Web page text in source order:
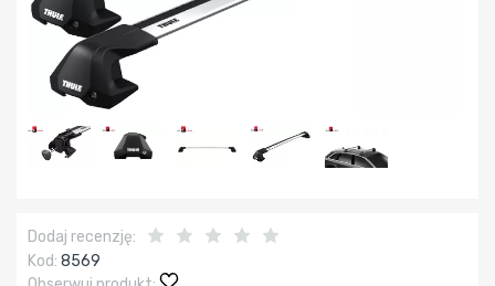
Dodaj recenzję:
Kod: 8569